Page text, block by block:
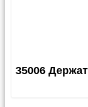
35006